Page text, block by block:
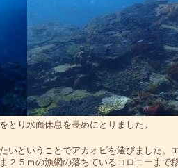
とり水面休息を長めにとりました。
いということでアカオビを選びました。
５ｍの漁網の落ちているコロニーまで